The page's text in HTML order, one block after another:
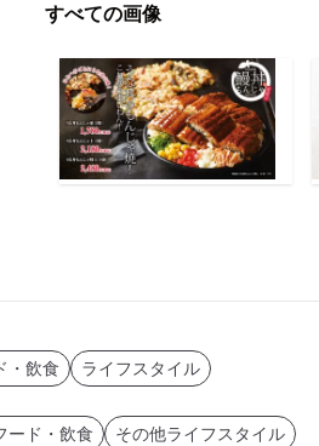
すべての画像
・飲食 ライフスタイル
ード・飲食 その他ライフスタイル